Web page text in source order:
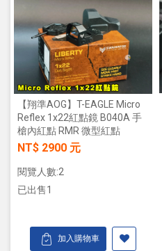
【翔準AOG】T-EAGLE Micro
Reflex 1x22紅點鏡 B040A 手
槍內紅點 RMR 微型紅點
NT$ 2900 元
閱覽人數:2
已出售1
加入購物車